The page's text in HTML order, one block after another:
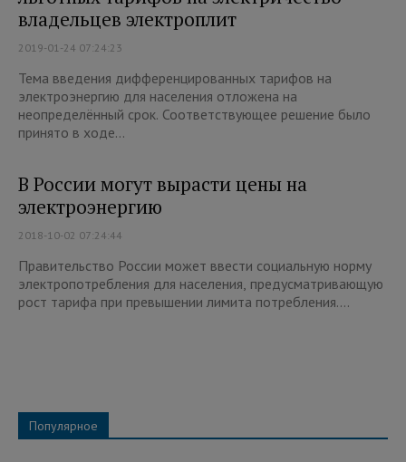
владельцев электроплит
2019-01-24 07:24:23
Тема введения дифференцированных тарифов на
электроэнергию для населения отложена на
неопределённый срок. Соответствующее решение было
принято в ходе...
В России могут вырасти цены на
электроэнергию
2018-10-02 07:24:44
Правительство России может ввести социальную норму
электропотребления для населения, предусматривающую
рост тарифа при превышении лимита потребления....
Популярное